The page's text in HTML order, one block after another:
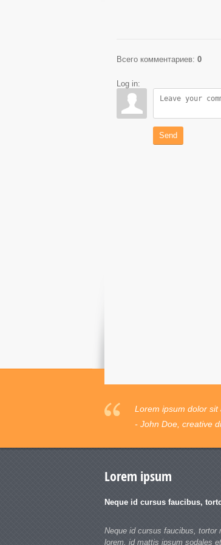
Всего комментариев: 0
Log in:
Send
Lorem ipsum dolor sit
- John Doe, creative
Lorem ipsum
Neque id cursus faucibus,
Neque id cursus faucibus, tortor
lorem, id mattis ipsum sodales